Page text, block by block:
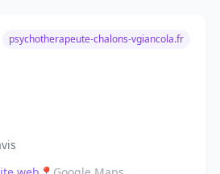
psychotherapeute-chalons-vgiancola.fr